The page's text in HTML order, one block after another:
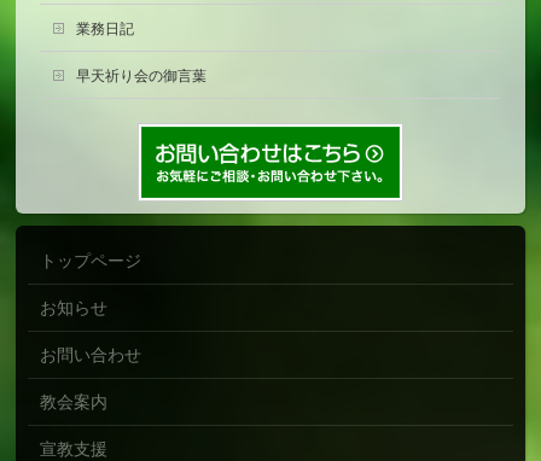
業務日記
早天祈り会の御言葉
トップページ
お知らせ
お問い合わせ
教会案内
宣教支援